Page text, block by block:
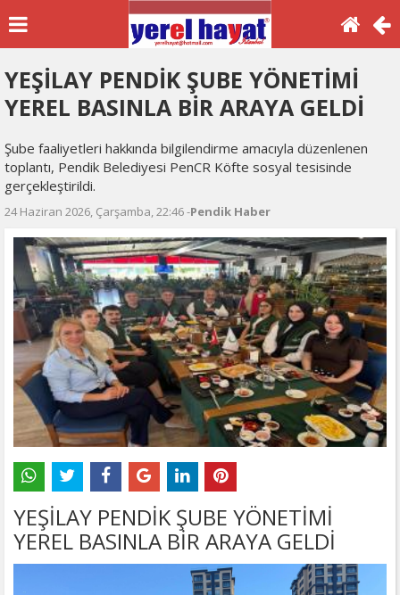
YEŞİLAY PENDİK ŞUBE YÖNETİMİ
YEREL BASINLA BİR ARAYA GELDİ
Şube faaliyetleri hakkında bilgilendirme amacıyla düzenlenen
toplantı, Pendik Belediyesi PenCR Köfte sosyal tesisinde
gerçekleştirildi.
24 Haziran 2026, Çarşamba, 22:46 -Pendik Haber
YEŞİLAY PENDİK ŞUBE YÖNETİMİ
YEREL BASINLA BİR ARAYA GELDİ